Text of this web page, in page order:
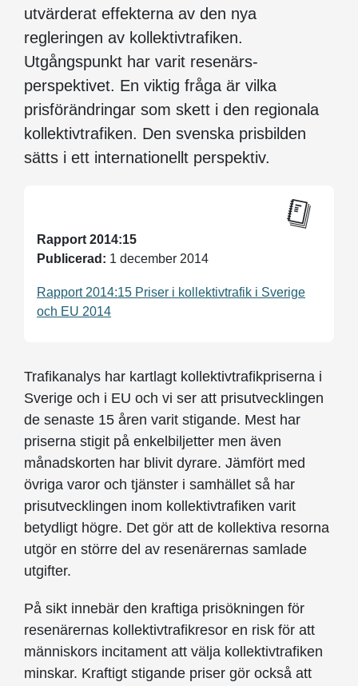
utvärderat effekterna av den nya
regleringen av kollektivtrafiken.
Utgångspunkt har varit resenärs­
perspektivet. En viktig fråga är vilka
prisförändringar som skett i den regionala
kollektivtrafiken. Den svenska prisbilden
sätts i ett internationellt perspektiv.
Rapport 2014:15
Publicerad: 1 december 2014
Rapport 2014:15 Priser i kollektivtrafik i Sverige
och EU 2014
Trafikanalys har kartlagt kollektivtrafikpriserna i
Sverige och i EU och vi ser att prisutvecklingen
de senaste 15 åren varit stigande. Mest har
priserna stigit på enkelbiljetter men även
månadskorten har blivit dyrare. Jämfört med
övriga varor och tjänster i samhället så har
prisutvecklingen inom kollektivtrafiken varit
betydligt högre. Det gör att de kollektiva resorna
utgör en större del av resenärernas samlade
utgifter.
På sikt innebär den kraftiga prisökningen för
resenärernas kollektivtrafikresor en risk för att
människors incitament att välja kollektivtrafiken
minskar. Kraftigt stigande priser gör också att